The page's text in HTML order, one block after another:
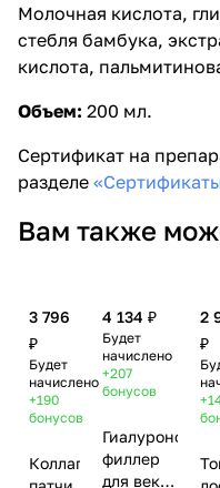
Молочная кислота,
стебля бамбука,
кислота,
Объем: 200 мл.
Сертификат на
разделе
Вам также
3 796
₽
Будет
начислено
+190
бонусов
Коллагеновые
4 134 ₽
Будет
начислено
+207
бонусов
Гиалуроновый
филлер
для век с
2
₽